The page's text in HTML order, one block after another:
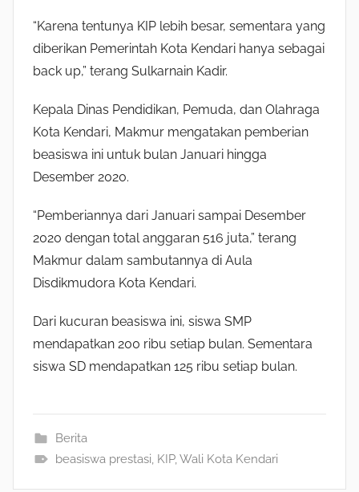
“Karena tentunya KIP lebih besar, sementara yang
diberikan Pemerintah Kota Kendari hanya sebagai
back up,” terang Sulkarnain Kadir.
Kepala Dinas Pendidikan, Pemuda, dan Olahraga
Kota Kendari, Makmur mengatakan pemberian
beasiswa ini untuk bulan Januari hingga
Desember 2020.
“Pemberiannya dari Januari sampai Desember
2020 dengan total anggaran 516 juta,” terang
Makmur dalam sambutannya di Aula
Disdikmudora Kota Kendari.
Dari kucuran beasiswa ini, siswa SMP
mendapatkan 200 ribu setiap bulan. Sementara
siswa SD mendapatkan 125 ribu setiap bulan.
Berita
beasiswa prestasi, KIP,Wali Kota Kendari